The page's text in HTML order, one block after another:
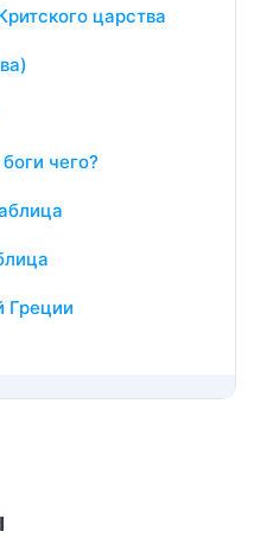
царства
чего?
Греции